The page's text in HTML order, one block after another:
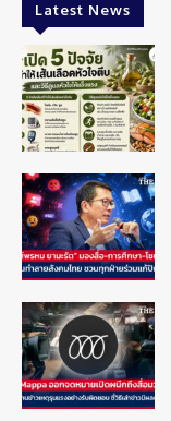
Latest News